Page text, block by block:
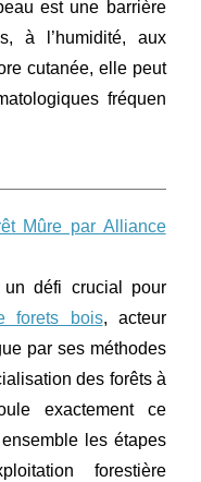
est une barrière
à l’humidité, aux
cutanée, elle peut
fréquen
Mûre par Alliance
un défi crucial pour
forets bois, acteur
par ses méthodes
des forêts à
exactement ce
les étapes
forestière